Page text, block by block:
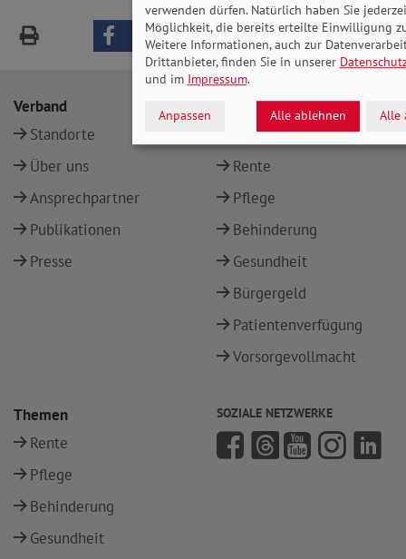
Verband
Standorte
Über uns
Ansprechpartner
Publikationen
Presse
Beratung
Standorte
Rente
Pflege
Behinderung
Gesundheit
Bürgergeld
Patientenverfügung
Vorsorgevollmacht
Themen
Rente
Pflege
Behinderung
Gesundheit
SOZIALE NETZWERKE
verwenden dürfen. Natürlich haben Sie
Möglichkeit, die bereits erteilte Einwilligung
Weitere Informationen, auch zur
Drittanbieter, finden Sie in unserer
und im Impressum.
Anpassen Alle ablehnen Alle